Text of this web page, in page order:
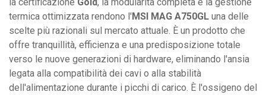
termica ottimizzata rendono l'MSI MAG A750GL una delle
scelte più razionali sul mercato attuale. È un prodotto che
offre tranquillità, efficienza e una predisposizione totale
verso le nuove generazioni di hardware, eliminando l'ansia
legata alla compatibilità dei cavi o alla stabilità
dell'alimentazione durante i picchi di carico. È l'ossigeno del